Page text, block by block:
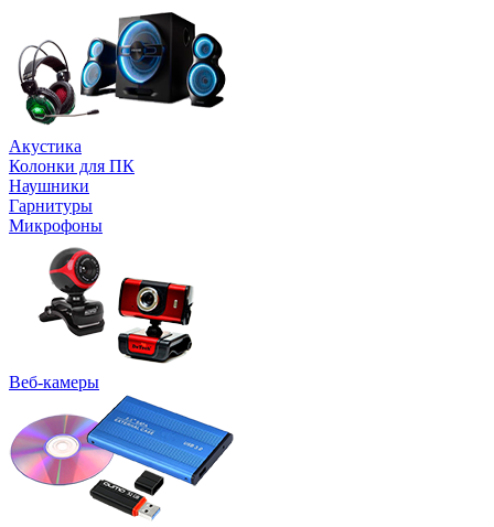
Акустика
Колонки для ПК
Наушники
Гарнитуры
Микрофоны
Веб-камеры